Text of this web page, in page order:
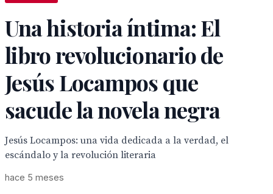
Una historia íntima: El
libro revolucionario de
Jesús Locampos que
sacude la novela negra
Jesús Locampos: una vida dedicada a la verdad, el
escándalo y la revolución literaria
hace 5 meses